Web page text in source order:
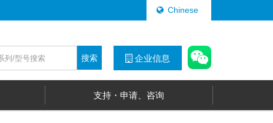
Chinese
企业信息
搜索
支持・申请、咨询